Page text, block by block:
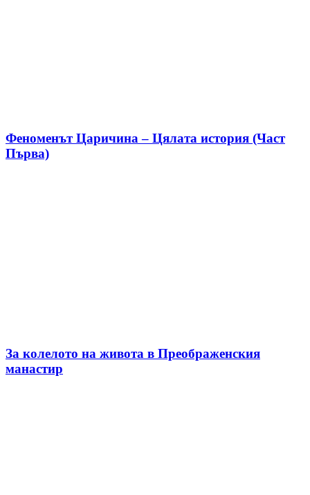
Феноменът Царичина – Цялата история (Част
Първа)
За колелото на живота в Преображенския
манастир